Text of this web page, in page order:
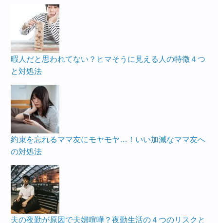
暇人だと思われてない？ヒマそうに見える人の特徴４つ
と対処法
約束を忘れるママ友にモヤモヤ…！いい加減なママ友へ
の対処法
夫の夜勤が原因で夫婦喧嘩？夜勤生活の４つのリスクと